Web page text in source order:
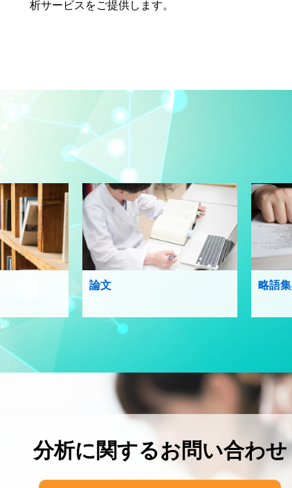
析サービスをご提供します。
論文 略語集
分析に関するお問い合わせ